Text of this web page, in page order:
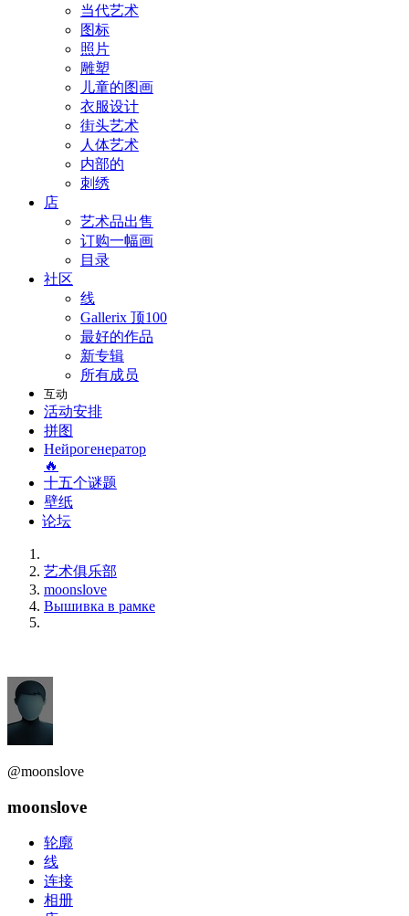
当代艺术
图标
照片
雕塑
儿童的图画
衣服设计
街头艺术
人体艺术
内部的
刺绣
店
艺术品出售
订购一幅画
目录
社区
线
Gallerix 顶100
最好的作品
新专辑
所有成员
互动
活动安排
拼图
Нейрогенератор
🔥
十五个谜题
壁纸
论坛
艺术俱乐部
moonslove
Вышивка в рамке
@moonslove
moonslove
轮廓
线
连接
相册